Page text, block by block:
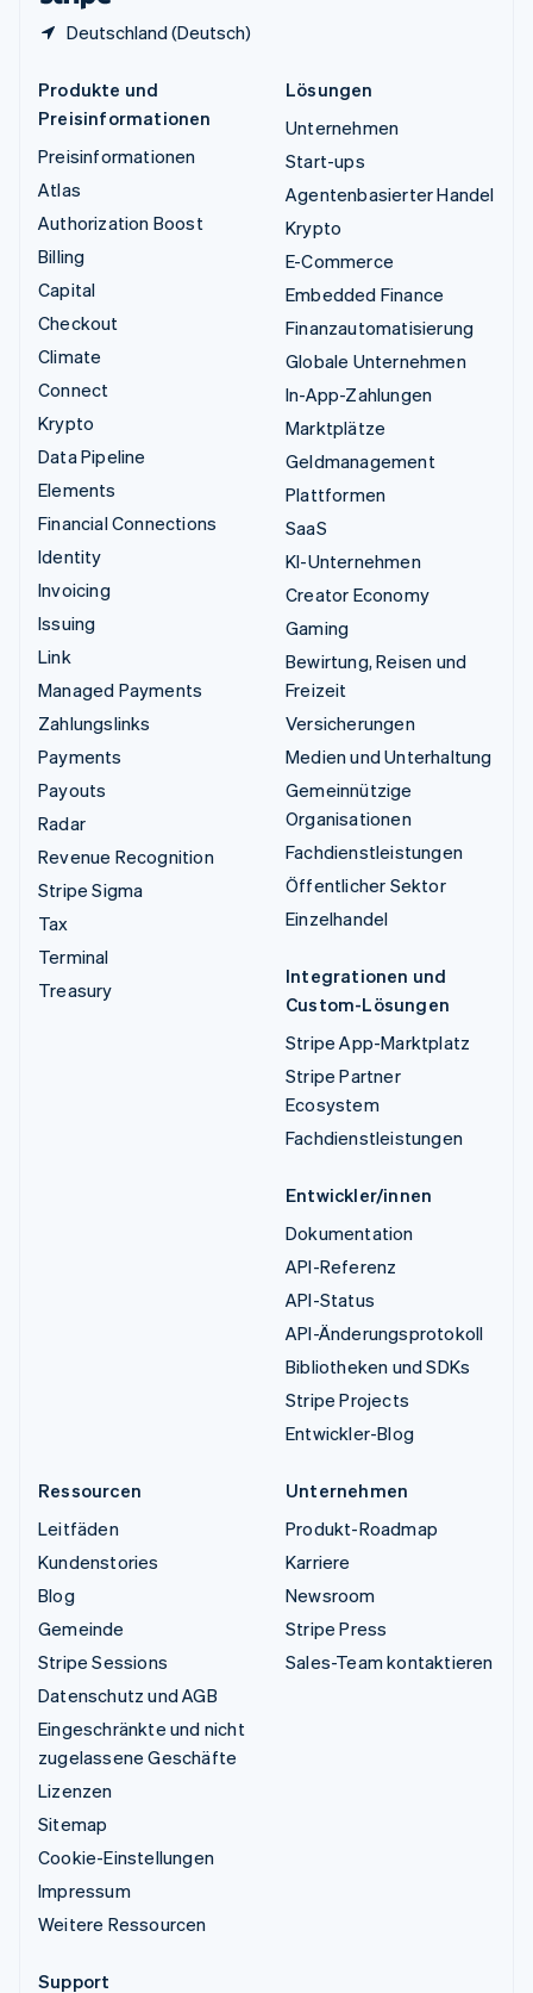
Deutschland (Deutsch)
Produkte und
Preisinformationen
Preisinformationen
Atlas
Authorization Boost
Billing
Capital
Checkout
Climate
Connect
Krypto
Data Pipeline
Elements
Financial Connections
Identity
Invoicing
Issuing
Link
Managed Payments
Zahlungslinks
Payments
Payouts
Radar
Revenue Recognition
Stripe Sigma
Tax
Terminal
Treasury
Lösungen
Unternehmen
Start-ups
Agentenbasierter Handel
Krypto
E-Commerce
Embedded Finance
Finanzautomatisierung
Globale Unternehmen
In-App-Zahlungen
Marktplätze
Geldmanagement
Plattformen
SaaS
KI-Unternehmen
Creator Economy
Gaming
Bewirtung, Reisen und
Freizeit
Versicherungen
Medien und Unterhaltung
Gemeinnützige
Organisationen
Fachdienstleistungen
Öffentlicher Sektor
Einzelhandel
Integrationen und
Custom-Lösungen
Stripe App-Marktplatz
Stripe Partner
Ecosystem
Fachdienstleistungen
Entwickler/innen
Dokumentation
API-Referenz
API-Status
API-Änderungsprotokoll
Bibliotheken und SDKs
Stripe Projects
Entwickler-Blog
Ressourcen
Leitfäden
Kundenstories
Blog
Gemeinde
Stripe Sessions
Datenschutz und AGB
Eingeschränkte und nicht
zugelassene Geschäfte
Lizenzen
Sitemap
Cookie-Einstellungen
Impressum
Weitere Ressourcen
Unternehmen
Produkt-Roadmap
Karriere
Newsroom
Stripe Press
Sales-Team kontaktieren
Support